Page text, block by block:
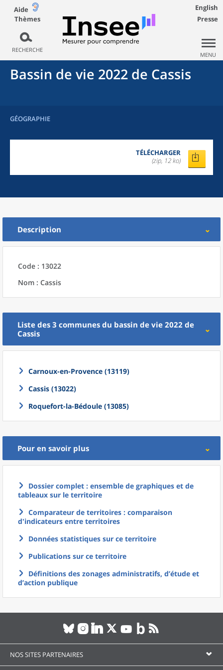
Aide
Thèmes
RECHERCHE
English
Presse
MENU
Bassin de vie 2022 de Cassis
GÉOGRAPHIE
TÉLÉCHARGER
(zip, 12 ko)
Description
Code : 13022
Nom : Cassis
Liste des 3 communes du bassin de vie 2022 de
Cassis
Carnoux-en-Provence (13119)
Cassis (13022)
Roquefort-la-Bédoule (13085)
Pour en savoir plus
Dossier complet : ensemble de graphiques et de
tableaux sur le territoire
Comparateur de territoires : comparaison
d'indicateurs entre territoires
Données statistiques sur ce territoire
Publications sur ce territoire
Définitions des zonages administratifs, d’étude et
d’action publique
NOS SITES PARTENAIRES